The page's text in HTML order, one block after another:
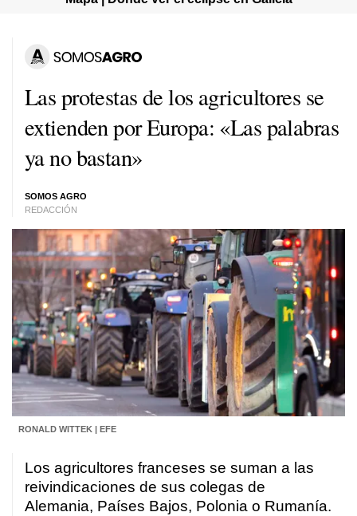
Las protestas de los agricultores se
extienden por Europa: «Las palabras
ya no bastan»
SOMOS AGRO
REDACCIÓN
RONALD WITTEK | EFE
Los agricultores franceses se suman a las
reivindicaciones de sus colegas de
Alemania, Países Bajos, Polonia o Rumanía.